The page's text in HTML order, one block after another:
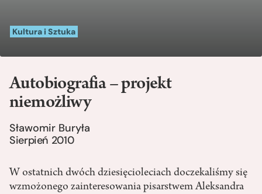
Kultura i Sztuka
Autobiografia – projekt
niemożliwy
Sławomir Buryła
Sierpień 2010
W ostatnich dwóch dziesięcioleciach doczekaliśmy się
wzmożonego zainteresowania pisarstwem Aleksandra